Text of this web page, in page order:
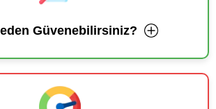
Güvenebilirsiniz?